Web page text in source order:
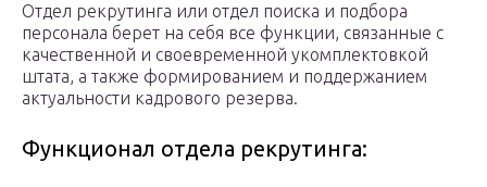
Отдел рекрутинга или отдел поиска и подбора
персонала берет на себя все функции, связанные с
качественной и своевременной укомплектовкой
штата, а также формированием и поддержанием
актуальности кадрового резерва.
Функционал отдела рекрутинга: